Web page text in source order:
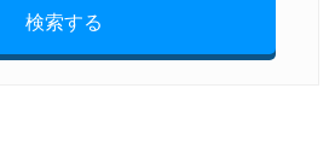
検索する